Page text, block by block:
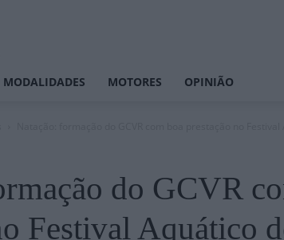
MODALIDADES MOTORES OPINIÃO
do GCVR
Festival Aquático